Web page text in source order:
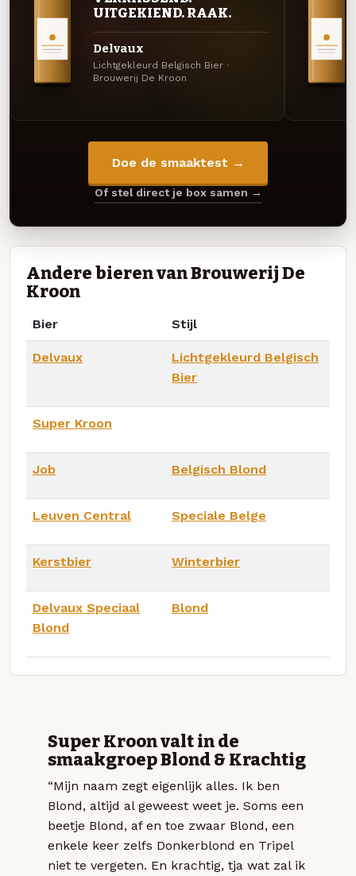
UITGEKIEND. RAAK.
Delvaux
Lichtgekleurd Belgisch Bier ·
Brouwerij De Kroon
Doe de smaaktest →
Of stel direct je box samen →
Andere bieren van Brouwerij De
Kroon
Bier Stijl
Delvaux
Lichtgekleurd Belgisch
Bier
Super Kroon
Job Belgisch Blond
Leuven Central Speciale Belge
Kerstbier Winterbier
Delvaux Speciaal
Blond
Blond
Super Kroon valt in de
smaakgroep Blond & Krachtig
“Mijn naam zegt eigenlijk alles. Ik ben
Blond, altijd al geweest weet je. Soms een
beetje Blond, af en toe zwaar Blond, een
enkele keer zelfs Donkerblond en Tripel
niet te vergeten. En krachtig, tja wat zal ik